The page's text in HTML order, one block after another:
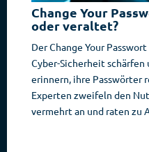
Change Your
oder veraltet?
Der Change Your
Cyber-Sicherheit
erinnern, ihre Passwörter
Experten zweifeln den
vermehrt an und raten zu